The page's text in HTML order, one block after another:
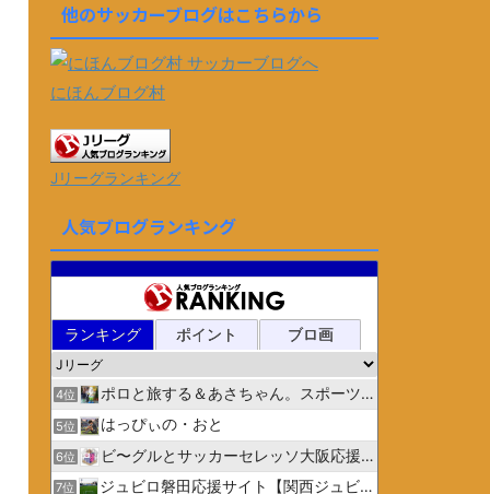
他のサッカーブログはこちらから
にほんブログ村
Jリーグランキング
人気ブログランキング
ランキング ポイント ブロ画
4位 ポロと旅する＆あさちゃん。スポーツ３
5位 はっぴぃの・おと
6位 ビ〜グルとサッカーセレッソ大阪応援日記
7位 ジュビロ磐田応援サイト【関西ジュビリスト】